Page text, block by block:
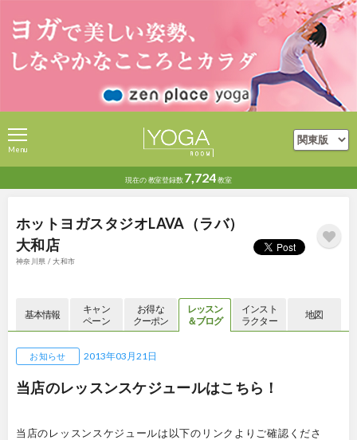
現在の教室登録数 7,724教室
Menu
ホットヨガスタジオLAVA（ラバ）
大和店
神奈川県 / 大和市
基本情報
キャン
ペーン
お得な
クーポン
レッスン
＆ブログ
インスト
ラクター
地図
お知らせ 2013年03月21日
当店のレッスンスケジュールはこちら！
当店のレッスンスケジュールは以下のリンクよりご確認くださ